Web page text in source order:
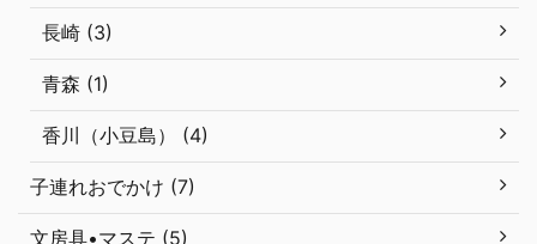
長崎 (3)
青森 (1)
香川（小豆島） (4)
子連れおでかけ (7)
文房具•マステ (5)